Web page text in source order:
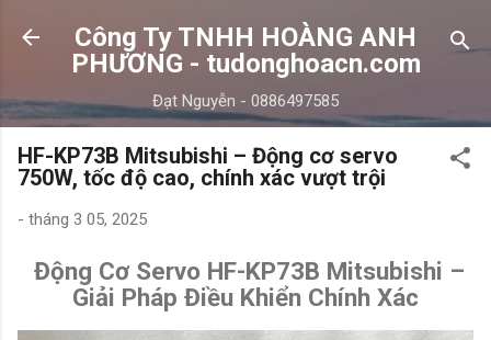
Chuyển đến nội dung chính
Công Ty TNHH HOÀNG ANH
PHƯƠNG - tudonghoacn.com
Đạt Nguyễn - 0886497585
HF-KP73B Mitsubishi – Động cơ servo
750W, tốc độ cao, chính xác vượt trội
- tháng 3 05, 2025
Động Cơ Servo HF-KP73B Mitsubishi –
Giải Pháp Điều Khiển Chính Xác